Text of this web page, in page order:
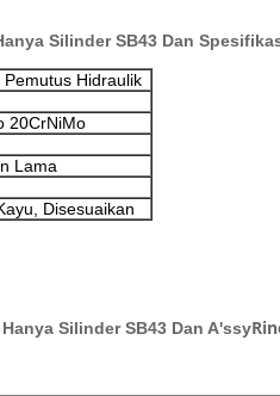
Silinder SB43 Dan
Pemutus Hidraulik
20CrNiMo
Lama
Disesuaikan
Silinder SB43 Dan A'ssy